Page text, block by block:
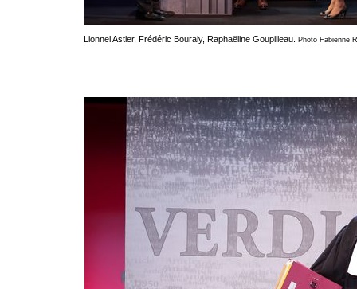
Lionnel Astier, Frédéric Bouraly, Raphaëline Goupilleau. Photo Fabienne